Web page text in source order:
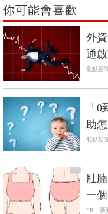
你可能會喜歡
外
通
觀點新
「
助
算
觀點新
PR
肚
一
PR・新